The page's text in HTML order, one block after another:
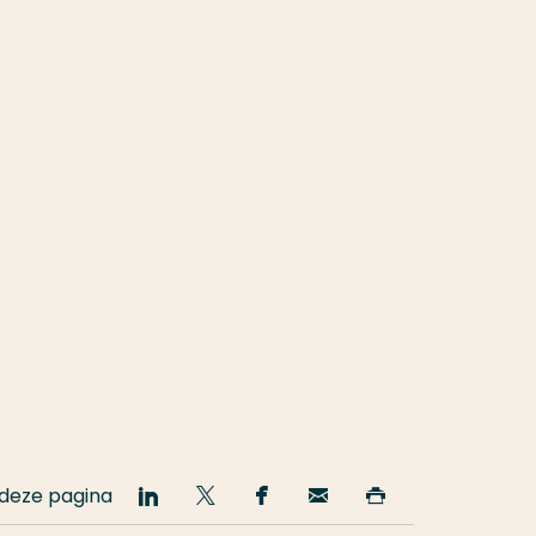
pagina
Deel
op
Deel
op
Deel
op
Email
deze deze